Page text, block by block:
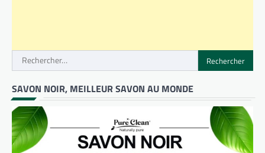
Rechercher :
SAVON NOIR, MEILLEUR SAVON AU MONDE